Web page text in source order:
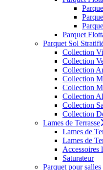
Parquet
Parquet Sol
Collection
Collection
Collection
Collection
Collection
Collection
Collection
Collection
Lames de Terrasse
Lames de
Lames de
Accessoires
Saturateur
Parquet pour